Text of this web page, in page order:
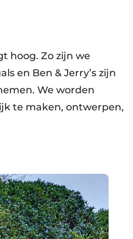
hoog. Zo zijn we
en Ben & Jerry’s zijn
We worden
te maken, ontwerpen,